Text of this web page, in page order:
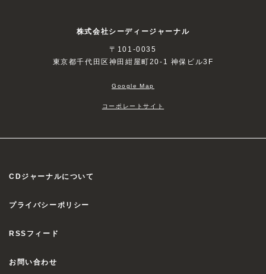
株式会社シーディージャーナル
〒101-0035
東京都千代田区神田紺屋町20-1 神保ビル3F
Google Map
コーポレートサイト
CDジャーナルについて
プライバシーポリシー
RSSフィード
お問い合わせ